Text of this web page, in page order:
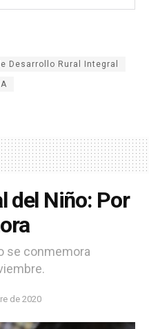
Desarrollo Rural Integral
del Niño: Por
se conmemora
de 2020